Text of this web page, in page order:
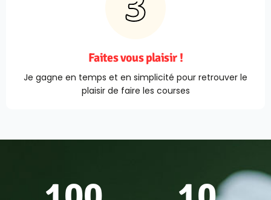
Faites vous plaisir !
Je gagne en temps et en simplicité pour retrouver le
plaisir de faire les courses